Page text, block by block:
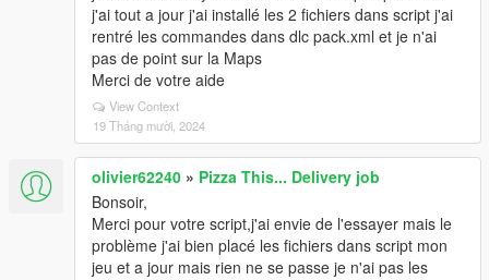
j'ai tout a jour j'ai installé les 2 fichiers dans script j'ai
rentré les commandes dans dlc pack.xml et je n'ai
pas de point sur la Maps
Merci de votre aide
View Context
19 Tháng mười, 2024
olivier62240 » Pizza This... Delivery job
Bonsoir,
Merci pour votre script,j'ai envie de l'essayer mais le
problème j'ai bien placé les fichiers dans script mon
jeu et a jour mais rien ne se passe je n'ai pas les